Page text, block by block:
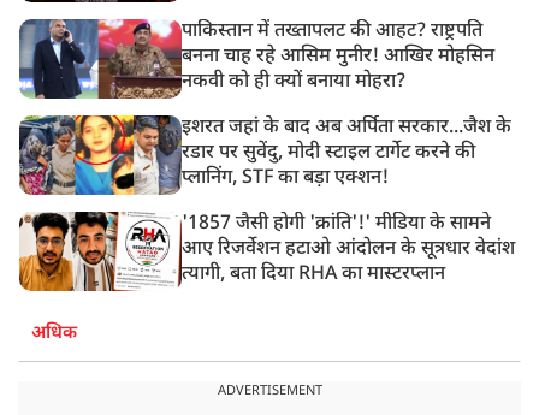
पाकिस्तान में तख्तापलट की आहट? राष्ट्रपति
बनना चाह रहे आसिम मुनीर! आखिर मोहसिन
नकवी को ही क्यों बनाया मोहरा?
इशरत जहां के बाद अब अर्पिता सरकार...जैश के
रडार पर सुवेंदु, मोदी स्टाइल टार्गेट करने की
प्लानिंग, STF का बड़ा एक्शन!
'1857 जैसी होगी 'क्रांति'!' मीडिया के सामने
आए रिजर्वेशन हटाओ आंदोलन के सूत्रधार वेदांश
त्यागी, बता दिया RHA का मास्टरप्लान
अधिक
ADVERTISEMENT